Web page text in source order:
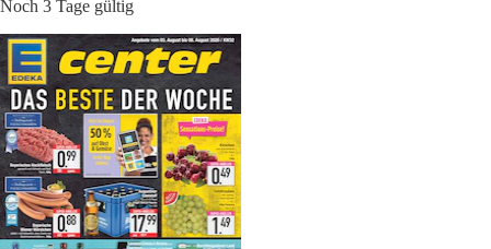
Noch 3 Tage gültig